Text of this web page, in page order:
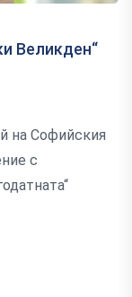
Великден“
на Софийския
с